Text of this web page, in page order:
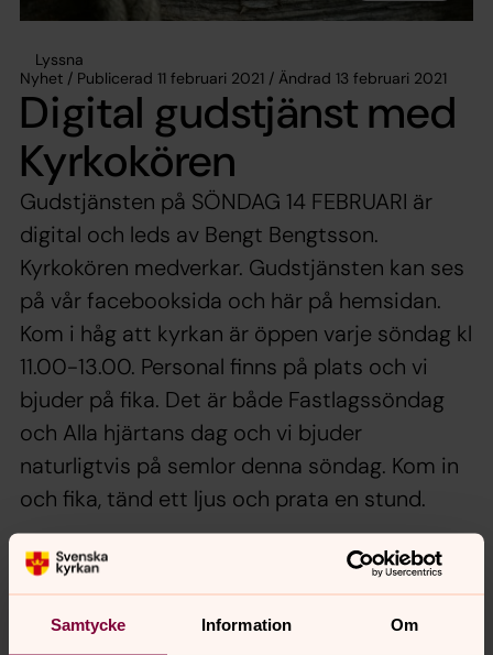
Samtycke Information Om
Lyssna
Nyhet / Publicerad 11 februari 2021 / Ändrad 13 februari 2021
Digital gudstjänst med
Kyrkokören
Gudstjänsten på SÖNDAG 14 FEBRUARI är
digital och leds av Bengt Bengtsson.
Kyrkokören medverkar. Gudstjänsten kan ses
på vår facebooksida och här på hemsidan.
Kom i håg att kyrkan är öppen varje söndag kl
11.00-13.00. Personal finns på plats och vi
bjuder på fika. Det är både Fastlagssöndag
och Alla hjärtans dag och vi bjuder
naturligtvis på semlor denna söndag. Kom in
och fika, tänd ett ljus och prata en stund.
Synpunkter eller frågor på sidans
innehåll?